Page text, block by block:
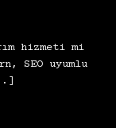
hizmeti mi
SEO uyumlu